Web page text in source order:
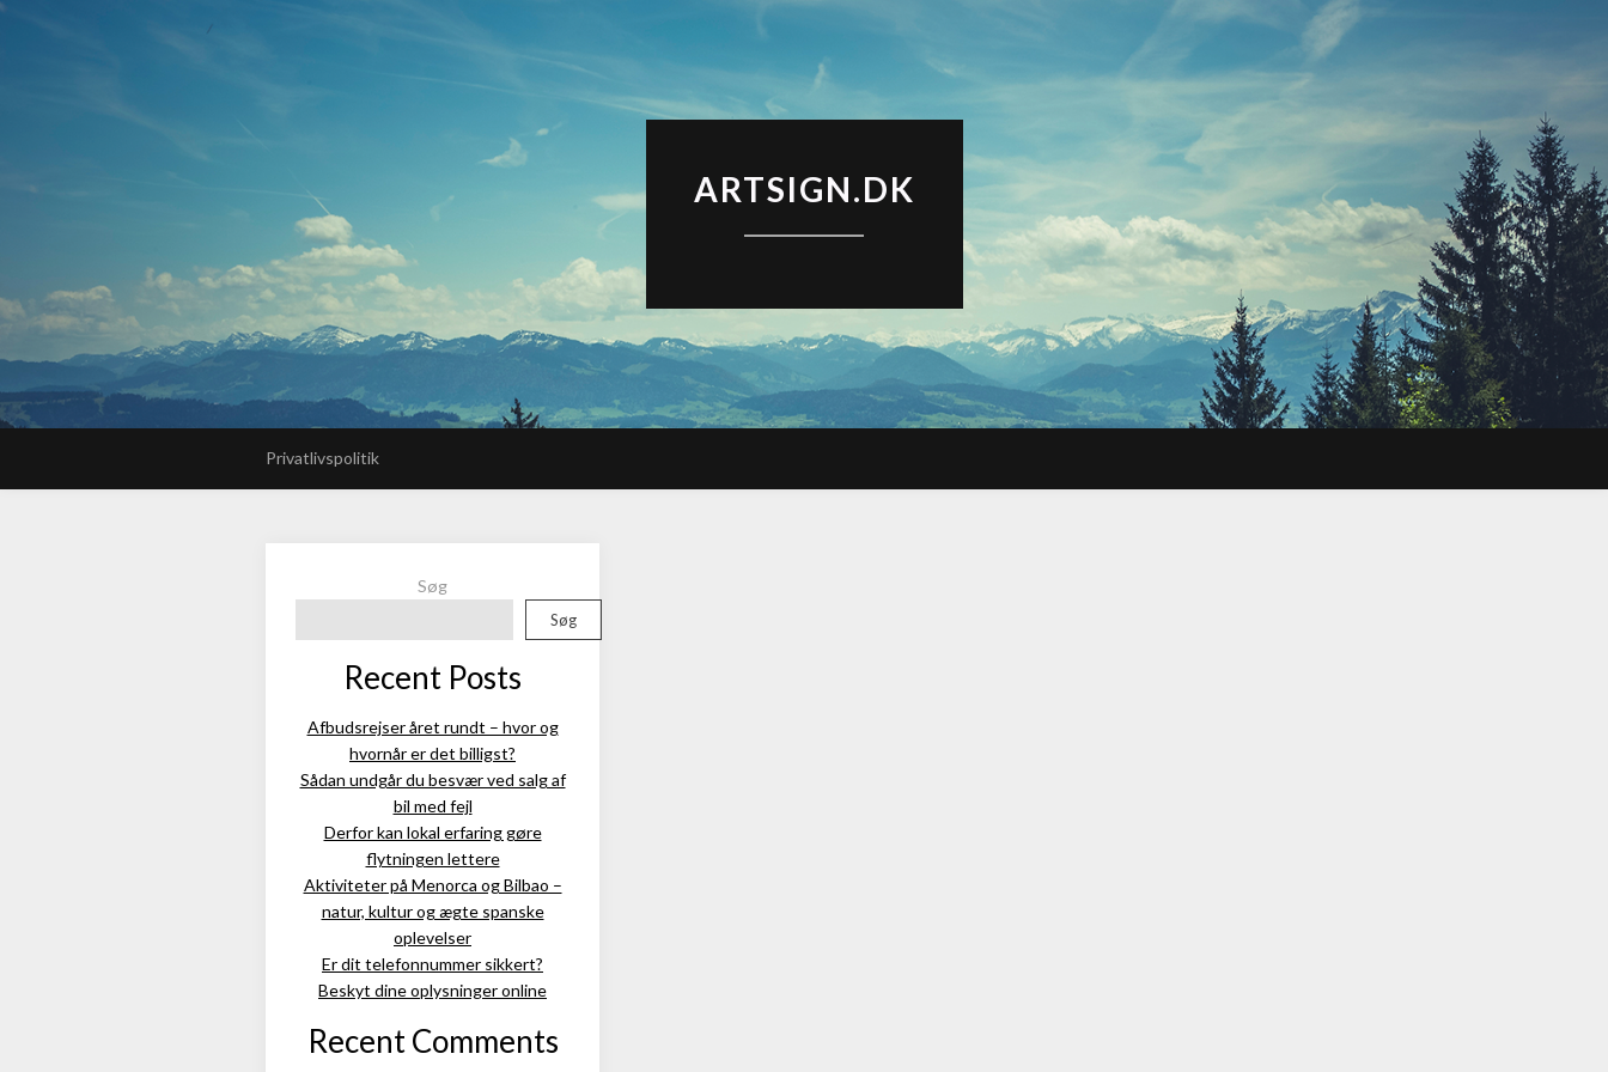
ARTSIGN.DK
Privatlivspolitik
Søg
Søg
Recent Posts
Afbudsrejser året rundt – hvor og
hvornår er det billigst?
Sådan undgår du besvær ved salg af
bil med fejl
Derfor kan lokal erfaring gøre
flytningen lettere
Aktiviteter på Menorca og Bilbao –
natur, kultur og ægte spanske
oplevelser
Er dit telefonnummer sikkert?
Beskyt dine oplysninger online
Recent Comments